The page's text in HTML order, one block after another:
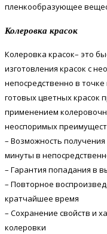
пленкообразующее
Колеровка красок
Колеровка красок– это
изготовления красок с
непосредственно в
готовых цветных красок
применением
неоспоримых
– Возможность
минуты в
– Гарантия попадания в
– Повторное
кратчайшее время
– Сохранение свойств и
колеровки